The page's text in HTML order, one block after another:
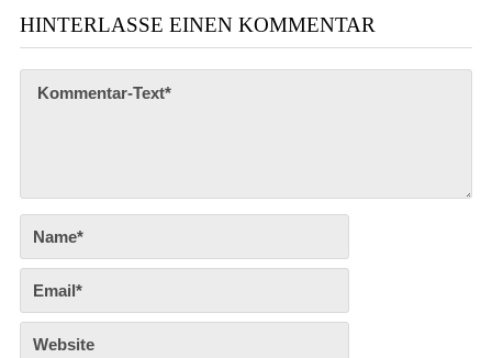
HINTERLASSE EINEN KOMMENTAR